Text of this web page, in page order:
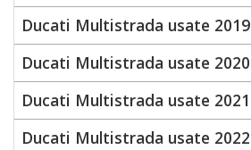
Ducati Multistrada usate 2019
Ducati Multistrada usate 2020
Ducati Multistrada usate 2021
Ducati Multistrada usate 2022